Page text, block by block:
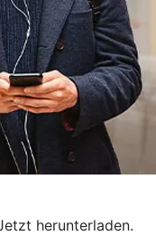
herunterladen.